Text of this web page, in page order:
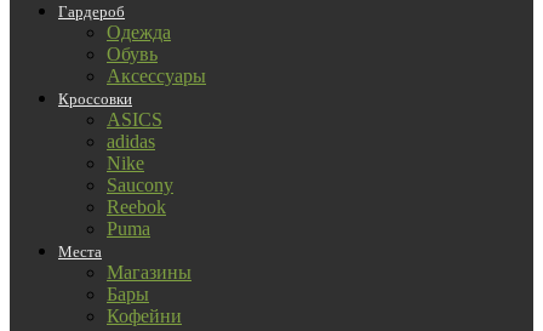
Гардероб
Одежда
Обувь
Аксессуары
Кроссовки
ASICS
adidas
Nike
Saucony
Reebok
Puma
Места
Магазины
Бары
Кофейни